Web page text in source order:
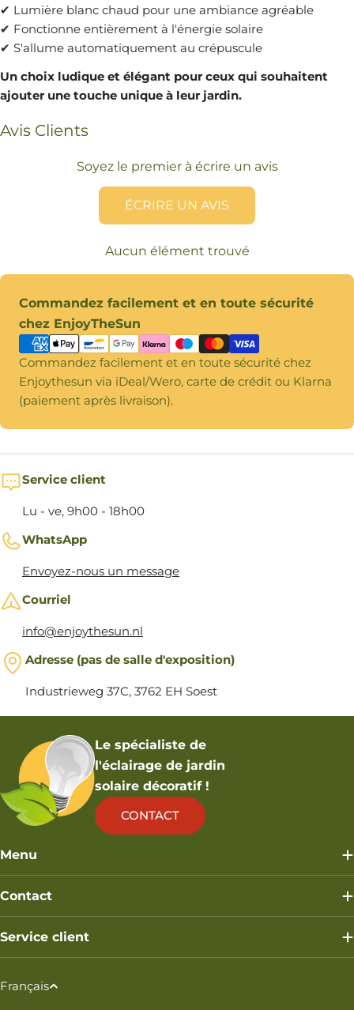
✔ Lumière blanc chaud pour une ambiance agréable
✔ Fonctionne entièrement à l'énergie solaire
✔ S'allume automatiquement au crépuscule
Un choix ludique et élégant pour ceux qui souhaitent
ajouter une touche unique à leur jardin.
Avis Clients
Soyez le premier à écrire un avis
ÉCRIRE UN AVIS
Aucun élément trouvé
Commandez facilement et en toute sécurité
chez EnjoyTheSun
Modes
de
paiement
Commandez facilement et en toute sécurité chez
Enjoythesun via iDeal/Wero, carte de crédit ou Klarna
(paiement après livraison).
Service client
Lu - ve, 9h00 - 18h00
WhatsApp
Envoyez-nous un message
Courriel
info@enjoythesun.nl
Adresse (pas de salle d'exposition)
Industrieweg 37C, 3762 EH Soest
Le spécialiste de
l'éclairage de jardin
solaire décoratif !
CONTACT
Menu
Contact
Service client
L
Français